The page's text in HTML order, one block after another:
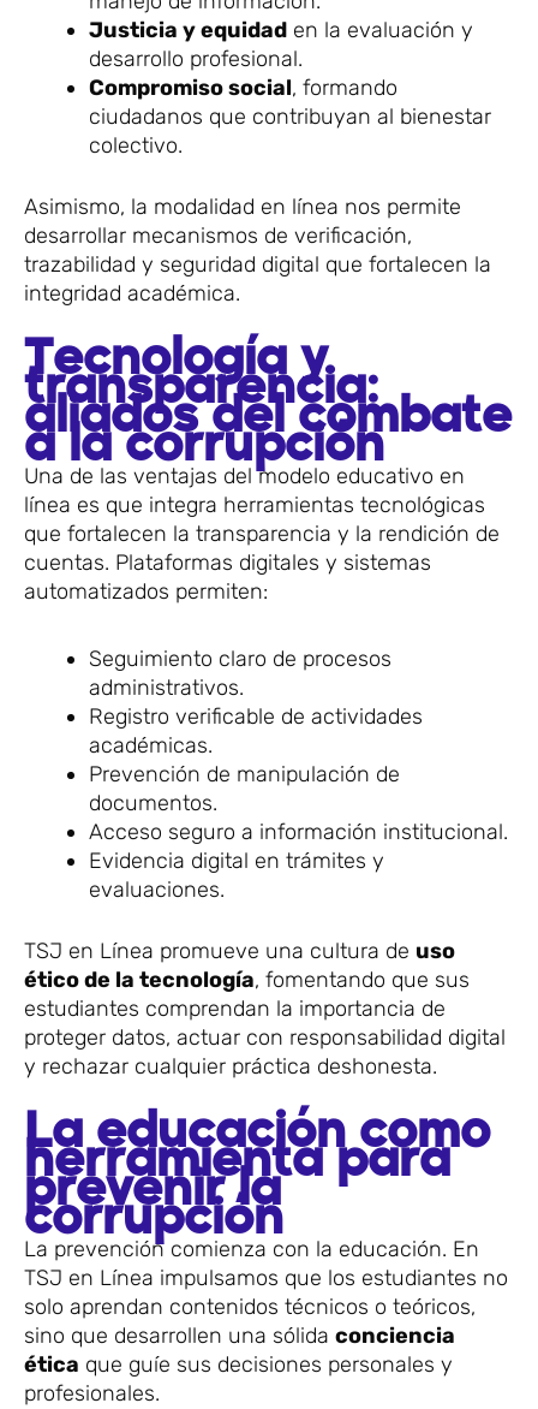
Justicia y equidad en la evaluación y
desarrollo profesional.
Compromiso social, formando
ciudadanos que contribuyan al bienestar
colectivo.
Asimismo, la modalidad en línea nos permite
desarrollar mecanismos de verificación,
trazabilidad y seguridad digital que fortalecen la
integridad académica.
Tecnología y
transparencia:
aliados del combate
a la corrupción
Una de las ventajas del modelo educativo en
línea es que integra herramientas tecnológicas
que fortalecen la transparencia y la rendición de
cuentas. Plataformas digitales y sistemas
automatizados permiten:
Seguimiento claro de procesos
administrativos.
Registro verificable de actividades
académicas.
Prevención de manipulación de
documentos.
Acceso seguro a información institucional.
Evidencia digital en trámites y
evaluaciones.
TSJ en Línea promueve una cultura de uso
ético de la tecnología, fomentando que sus
estudiantes comprendan la importancia de
proteger datos, actuar con responsabilidad digital
y rechazar cualquier práctica deshonesta.
La educación como
herramienta para
prevenir la
corrupción
La prevención comienza con la educación. En
TSJ en Línea impulsamos que los estudiantes no
solo aprendan contenidos técnicos o teóricos,
sino que desarrollen una sólida conciencia
ética que guíe sus decisiones personales y
profesionales.